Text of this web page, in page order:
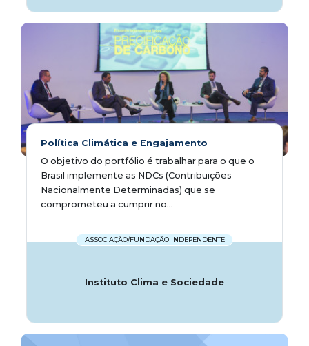
Política Climática e Engajamento
O objetivo do portfólio é trabalhar para o que o
Brasil implemente as NDCs (Contribuições
Nacionalmente Determinadas) que se
comprometeu a cumprir no...
ASSOCIAÇÃO/FUNDAÇÃO INDEPENDENTE
Instituto Clima e Sociedade